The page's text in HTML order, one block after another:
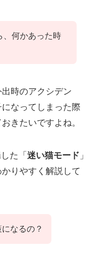
、何かあった時
時のアクシデン
なってしまった際
きたいですよね。
た「 迷い猫モード 」
りやすく解説して
なるの？